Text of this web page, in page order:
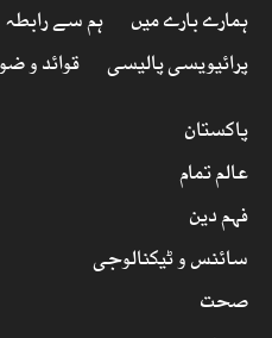
ہمارے بارے میں ہم سے رابطہ
پرائیویسی پالیسی
قوائد و
پاکستان
عالم تمام
فہم دین
سائنس و ٹیکنالوجی
صحت